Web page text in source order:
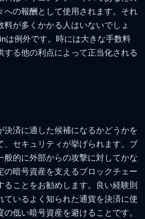
への報酬として使用されます。それ
料が多くかかる人はいないでしょ
は例外です。時には大きな手数料
する他の利点によって正当化される
決済に適した候補になるかどうかを
、セキュリティが挙げられます。ブ
般的に外部からの攻撃に対してかな
の暗号資産を支えるブロックチェー
ることをお勧めします。良い経験則
ているよく知られた通貨を決済に使
低い暗号資産を避けることです。